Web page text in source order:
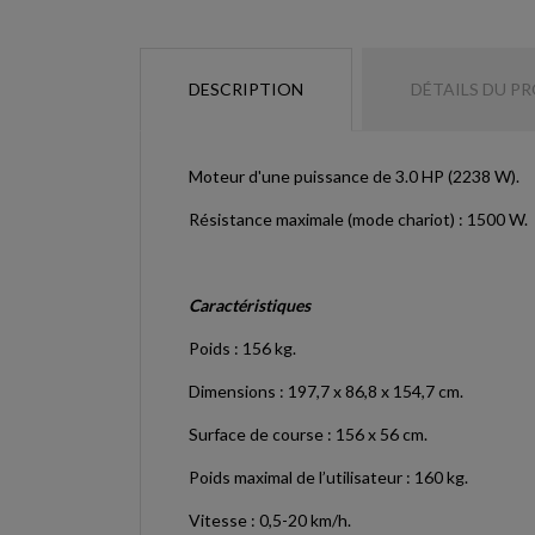
DESCRIPTION DÉTAILS DU
Moteur d'une puissance de 3.0 HP (2238 W).
Résistance maximale (mode chariot) : 1500 W.
Caractéristiques
Poids : 156 kg.
Dimensions : 197,7 x 86,8 x 154,7 cm.
Surface de course : 156 x 56 cm.
Poids maximal de l’utilisateur : 160 kg.
Vitesse : 0,5-20 km/h.